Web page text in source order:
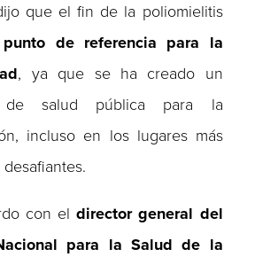
que el fin de la poliomielitis
de referencia para la
, ya que se ha creado un
de salud pública para la
incluso en los lugares más
con eldirector general del
para la Salud de la